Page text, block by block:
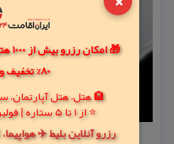
🎁
80% تخفیف واقعی
🏨 هتل، هتل آپارتمان،
⭐ از 1 تا 5 ستاره | فولبرد | نزدیک حرم
رزرو آنلاین بلیط ✈️